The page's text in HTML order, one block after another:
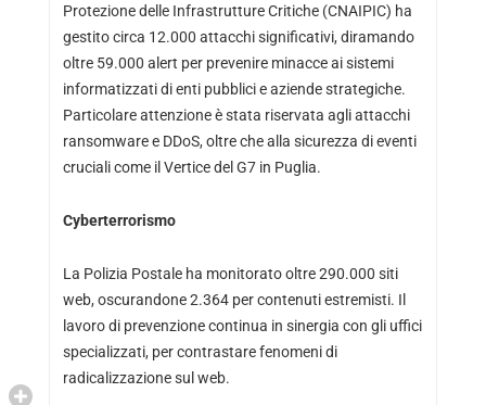
Protezione delle Infrastrutture Critiche (CNAIPIC) ha
gestito circa 12.000 attacchi significativi, diramando
oltre 59.000 alert per prevenire minacce ai sistemi
informatizzati di enti pubblici e aziende strategiche.
Particolare attenzione è stata riservata agli attacchi
ransomware e DDoS, oltre che alla sicurezza di eventi
cruciali come il Vertice del G7 in Puglia.
Cyberterrorismo
La Polizia Postale ha monitorato oltre 290.000 siti
web, oscurandone 2.364 per contenuti estremisti. Il
lavoro di prevenzione continua in sinergia con gli uffici
specializzati, per contrastare fenomeni di
radicalizzazione sul web.